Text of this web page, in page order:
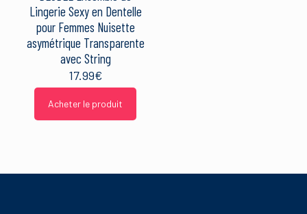
Lingerie Sexy en Dentelle
pour Femmes Nuisette
asymétrique Transparente
avec String
17.99€
Acheter le produit